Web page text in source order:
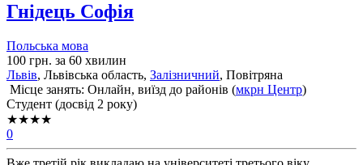
Гнідець Софія
Польська мова
100 грн. за 60 хвилин
Львів, Львiвська область, Залізничний, Повітряна
Місце занять: Онлайн, виїзд до районів (мкрн Центр)
Cтудент (досвід 2 року)
★★★★
0